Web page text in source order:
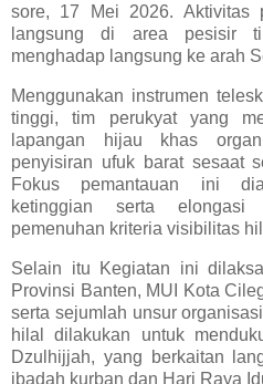
sore, 17 Mei 2026. Aktivitas
langsung di area pesisir
menghadap langsung ke arah
Menggunakan instrumen
tinggi, tim perukyat yang
lapangan hijau khas
penyisiran ufuk barat sesaat
Fokus pemantauan ini
ketinggian serta
pemenuhan kriteria visibilitas
Selain itu Kegiatan ini
Provinsi Banten, MUI Kota
serta sejumlah unsur
hilal dilakukan untuk
Dzulhijjah, yang berkaitan
ibadah kurban dan Hari Raya